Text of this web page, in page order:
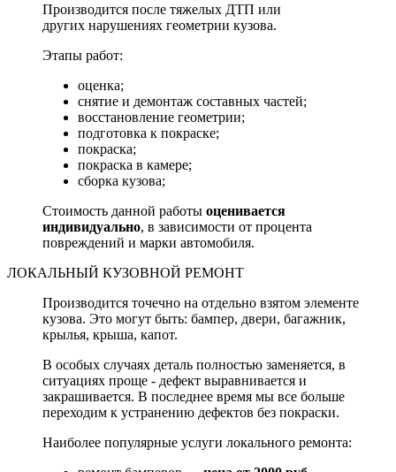
Производится после тяжелых ДТП или
других нарушениях геометрии кузова.
Этапы работ:
оценка;
снятие и демонтаж составных частей;
восстановление геометрии;
подготовка к покраске;
покраска;
покраска в камере;
сборка кузова;
Стоимость данной работы оценивается
индивидуально, в зависимости от процента
повреждений и марки автомобиля.
ЛОКАЛЬНЫЙ КУЗОВНОЙ РЕМОНТ
Производится точечно на отдельно взятом элементе
кузова. Это могут быть: бампер, двери, багажник,
крылья, крыша, капот.
В особых случаях деталь полностью заменяется, в
ситуациях проще - дефект выравнивается и
закрашивается. В последнее время мы все больше
переходим к устранению дефектов без покраски.
Наиболее популярные услуги локального ремонта: